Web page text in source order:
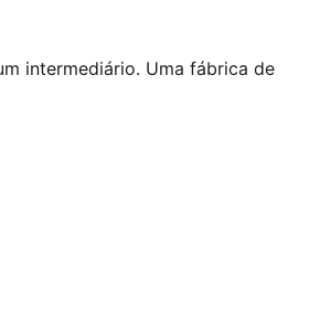
intermediário. Uma fábrica de